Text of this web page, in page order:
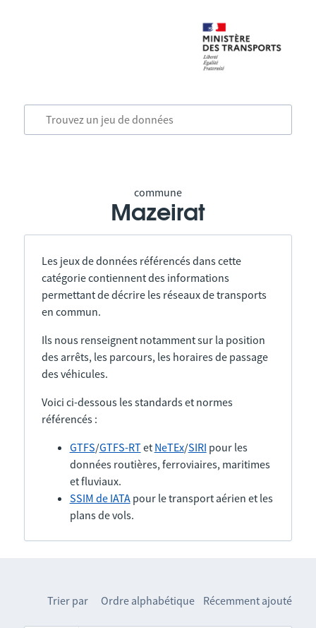
commune
Mazeirat
Les jeux de données référencés dans cette
catégorie contiennent des informations
permettant de décrire les réseaux de transports
en commun.
Ils nous renseignent notamment sur la position
des arrêts, les parcours, les horaires de passage
des véhicules.
Voici ci-dessous les standards et normes
référencés :
GTFS/GTFS-RTet NeTEx/SIRI pour les
données routières, ferroviaires, maritimes
et fluviaux.
SSIM de IATApour le transport aérien et les
plans de vols.
Trier par Ordre alphabétique Récemment ajouté